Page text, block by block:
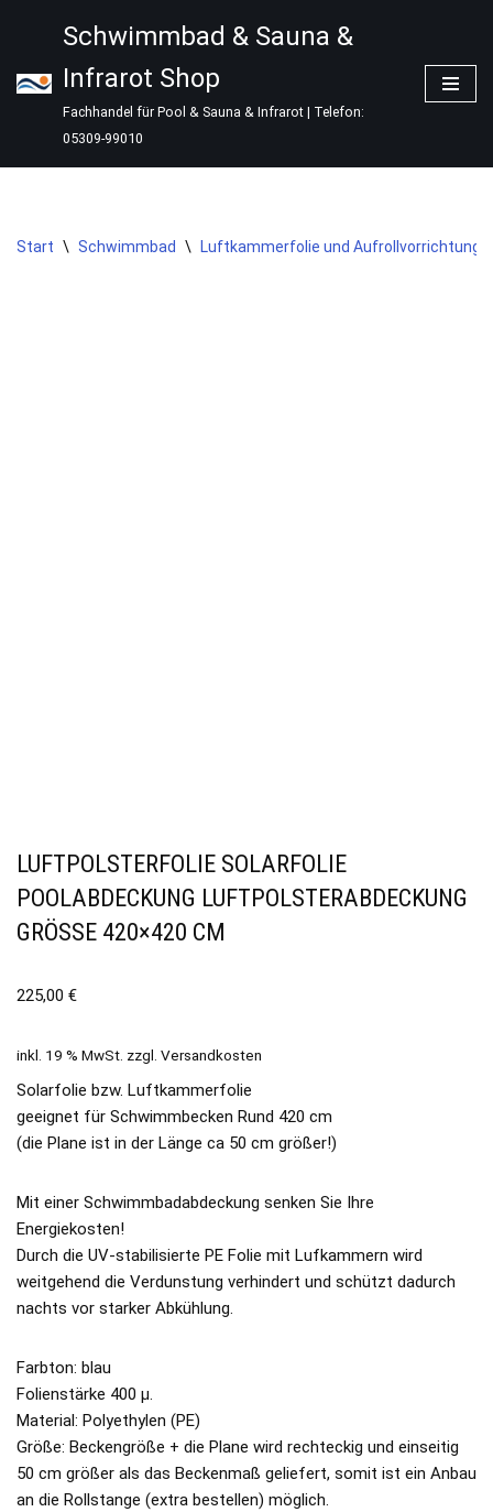
Inhalt
springen
Schwimmbad & Sauna &
Infrarot Shop
Fachhandel für Pool & Sauna & Infrarot | Telefon:
05309-99010
Start \ Schwimmbad \ Luftkammerfolie und Aufrollvorrichtung
LUFTPOLSTERFOLIE SOLARFOLIE
POOLABDECKUNG LUFTPOLSTERABDECKUNG
GRÖSSE 420×420 CM
225,00 €
inkl. 19 % MwSt. zzgl. Versandkosten
Solarfolie bzw. Luftkammerfolie
geeignet für Schwimmbecken Rund 420 cm
(die Plane ist in der Länge ca 50 cm größer!)
Mit einer Schwimmbadabdeckung senken Sie Ihre
Energiekosten!
Durch die UV-stabilisierte PE Folie mit Lufkammern wird
weitgehend die Verdunstung verhindert und schützt dadurch
nachts vor starker Abkühlung.
Farbton: blau
Folienstärke 400 μ.
Material: Polyethylen (PE)
Größe: Beckengröße + die Plane wird rechteckig und einseitig
50 cm größer als das Beckenmaß geliefert, somit ist ein Anbau
an die Rollstange (extra bestellen) möglich.